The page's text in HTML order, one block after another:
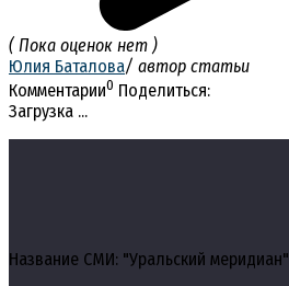
( Пока оценок нет )
Юлия Баталова/ автор статьи
Комментарии0 Поделиться:
Загрузка ...
Название СМИ: "Уральский меридиан"